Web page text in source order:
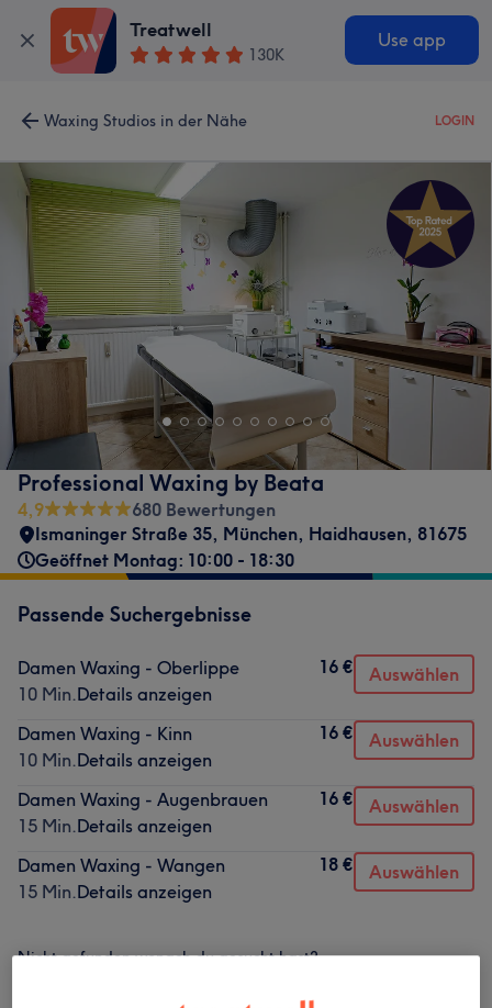
Treatwell
130K
Use app
Waxing Studios in der Nähe LOGIN
Professional Waxing by Beata
4,9
680 Bewertungen
Ismaninger Straße 35, München, Haidhausen, 81675
Geöffnet Montag: 10:00 - 18:30
Passende Suchergebnisse
Damen Waxing - Oberlippe
10 Min.Details anzeigen
16 € Auswählen
Damen Waxing - Kinn
10 Min.Details anzeigen
16 € Auswählen
Damen Waxing - Augenbrauen
15 Min.Details anzeigen
16 € Auswählen
Damen Waxing - Wangen
15 Min.Details anzeigen
18 € Auswählen
Nicht gefunden wonach du gesucht hast?